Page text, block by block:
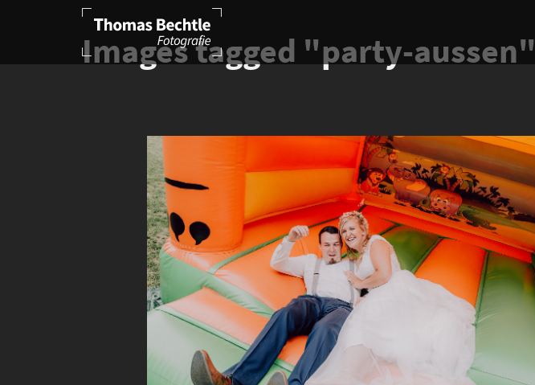
Images tagged "party-aussen"